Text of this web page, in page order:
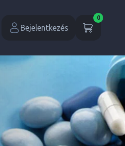
Bejelentkezés
0